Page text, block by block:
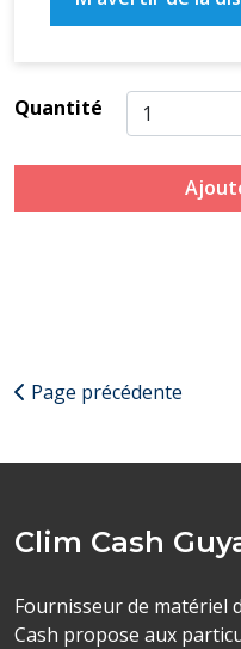
Quantité
Page précédente
Clim Cash
Fournisseur de matériel
Cash propose aux